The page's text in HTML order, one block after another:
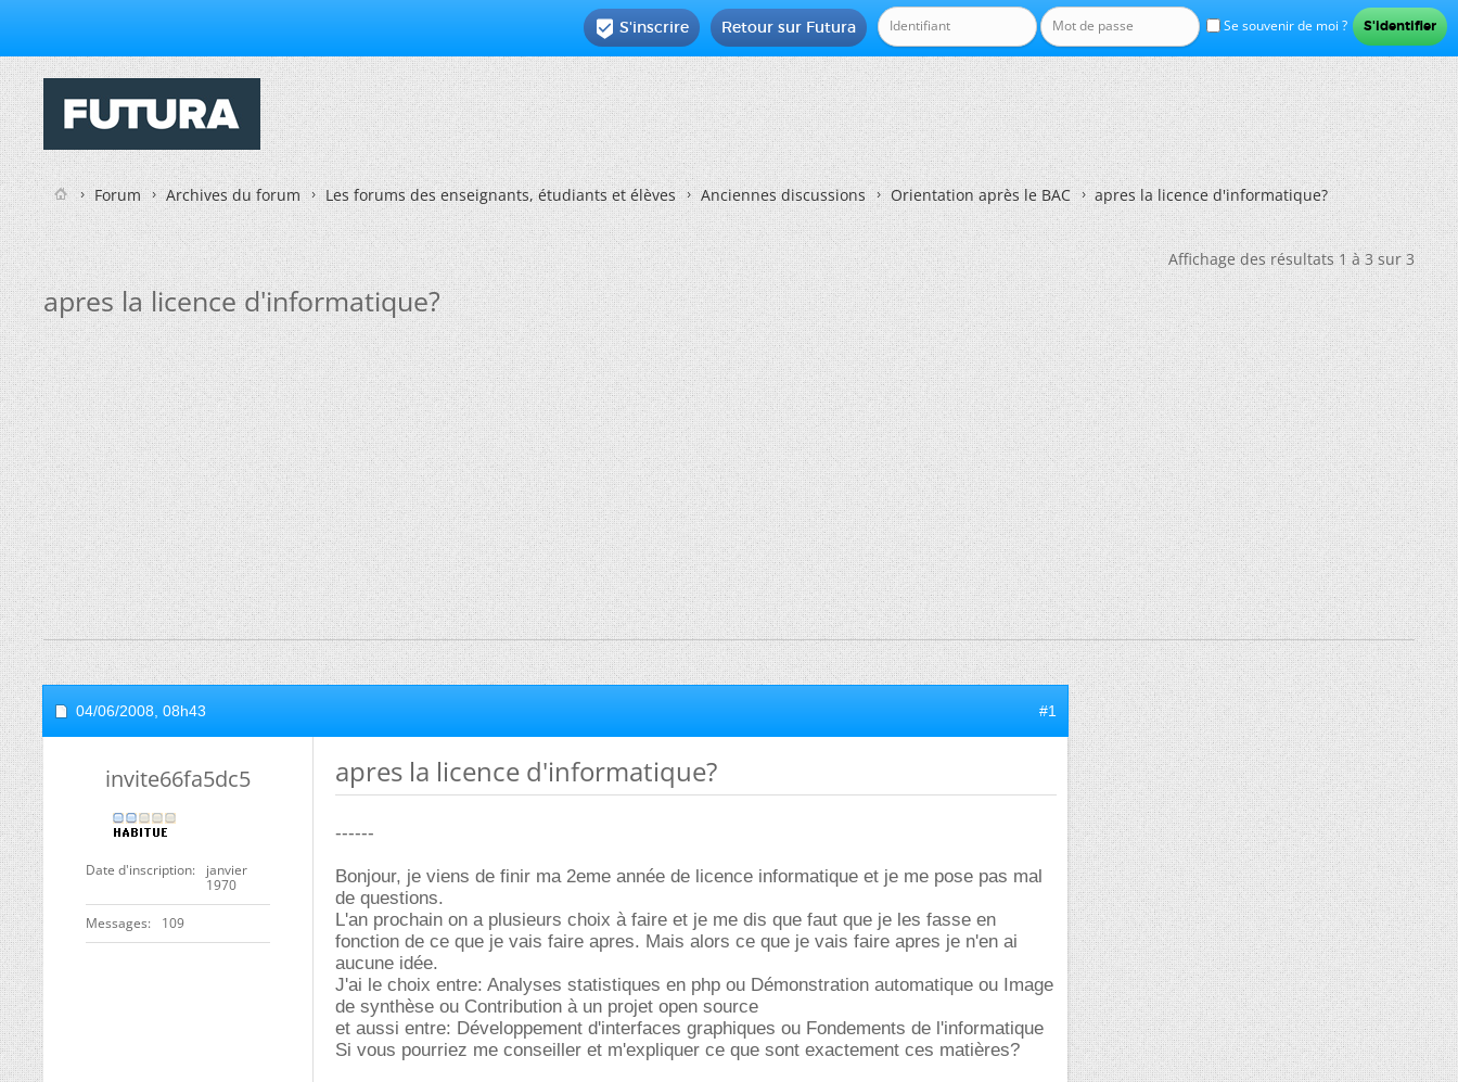
Se souvenir de moi ?
Retour sur Futura
 S'inscrire
Forum Archives du forum Les forums des enseignants, étudiants et élèves Anciennes discussions Orientation après le BAC apres la licence d'informatique?
Affichage des résultats 1 à 3 sur 3
apres la licence d'informatique?
04/06/2008, 08h43 #1
invite66fa5dc5
Date d'inscription
janvier
1970
Messages 109
apres la licence d'informatique?
------
Bonjour, je viens de finir ma 2eme année de licence informatique et je me pose pas mal
de questions.
L'an prochain on a plusieurs choix à faire et je me dis que faut que je les fasse en
fonction de ce que je vais faire apres. Mais alors ce que je vais faire apres je n'en ai
aucune idée.
J'ai le choix entre: Analyses statistiques en php ou Démonstration automatique ou Image
de synthèse ou Contribution à un projet open source
et aussi entre: Développement d'interfaces graphiques ou Fondements de l'informatique
Si vous pourriez me conseiller et m'expliquer ce que sont exactement ces matières?